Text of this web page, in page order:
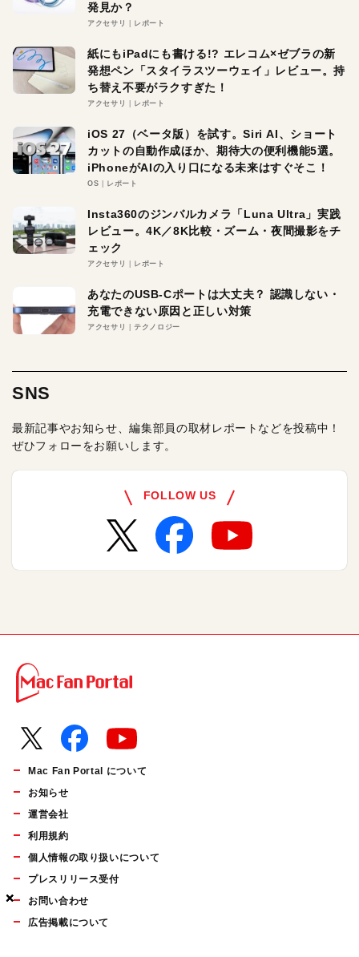
×
×
×
発見か？
アクセサリ レポート
紙にもiPadにも書ける!? エレコム×ゼブラの新
発想ペン「スタイラスツーウェイ」レビュー。持
ち替え不要がラクすぎた！
アクセサリ レポート
iOS 27（ベータ版）を試す。Siri AI、ショート
カットの自動作成ほか、期待大の便利機能5選。
iPhoneがAIの入り口になる未来はすぐそこ！
OS レポート
Insta360のジンバルカメラ「Luna Ultra」実践
レビュー。4K／8K比較・ズーム・夜間撮影をチ
ェック
アクセサリ レポート
あなたのUSB-Cポートは大丈夫？ 認識しない・
充電できない原因と正しい対策
アクセサリ テクノロジー
SNS
最新記事やお知らせ、編集部員の取材レポートなどを投稿中！
ぜひフォローをお願いします。
FOLLOW US
Mac Fan Portal について
お知らせ
運営会社
利用規約
個人情報の取り扱いについて
プレスリリース受付
お問い合わせ
広告掲載について